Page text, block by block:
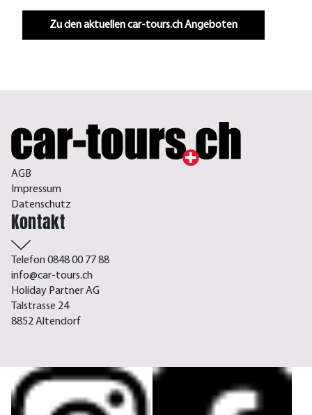
Zu den aktuellen car-tours.ch Angeboten
AGB
Impressum
Datenschutz
Kontakt
Telefon 0848 00 77 88
info@car-tours.ch
Holiday Partner AG
Talstrasse 24
8852 Altendorf